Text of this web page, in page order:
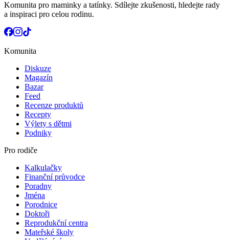
Komunita pro maminky a tatínky. Sdílejte zkušenosti, hledejte rady
a inspiraci pro celou rodinu.
Komunita
Diskuze
Magazín
Bazar
Feed
Recenze produktů
Recepty
Výlety s dětmi
Podniky
Pro rodiče
Kalkulačky
Finanční průvodce
Poradny
Jména
Porodnice
Doktoři
Reprodukční centra
Mateřské školy